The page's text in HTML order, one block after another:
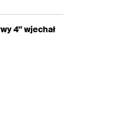
4” wjechał